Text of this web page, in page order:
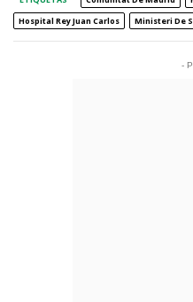
Hospital Rey Juan Carlos
Ministeri De
-